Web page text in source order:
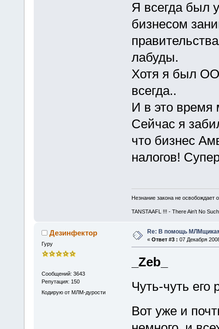
Я всегда был
бизнесом
лабуды.
Хотя я был
всегда..
И в это время
Сейчас я
что бизнес
налогов!
Незнание закона не освобождает
TANSTAAFL !!! - There Ain't No
Дезинфектор
Гуру
Сообщений: 3643
Репутация: 150
Кодирую от МЛМ-дурости
Re: В помощь
« Ответ #3 : 07 Декабря
_Zeb_
Чуть-чуть его
Вот уже и